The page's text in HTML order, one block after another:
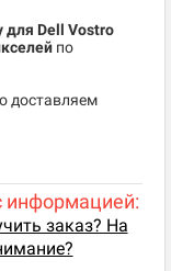
для Dell Vostro
по
доставляем
информацией:
заказ? На